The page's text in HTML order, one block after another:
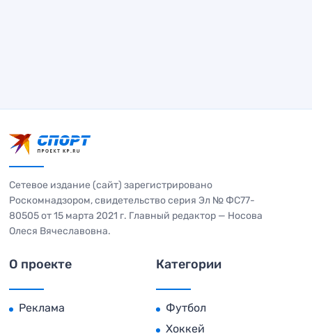
Сетевое издание (сайт) зарегистрировано
Роскомнадзором, свидетельство серия Эл № ФС77-
80505 от 15 марта 2021 г. Главный редактор — Носова
Олеся Вячеславовна.
О проекте
Реклама
Категории
Футбол
Хоккей